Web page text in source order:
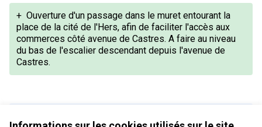
+ Ouverture d'un passage dans le muret entourant la
place de la cité de l'Hers, afin de faciliter l'accès aux
commerces côté avenue de Castres. A faire au niveau
du bas de l'escalier descendant depuis l'avenue de
Castres.